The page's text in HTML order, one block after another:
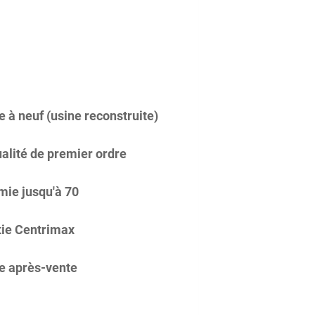
à neuf (usine reconstruite)
de premier ordre
jusqu'à 70
Centrimax
après-vente